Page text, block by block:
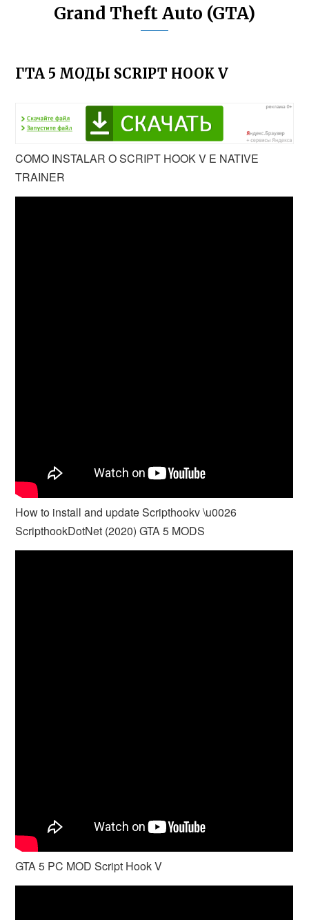
Grand Theft Auto (GTA)
ГТА 5 МОДЫ SCRIPT HOOK V
COMO INSTALAR O SCRIPT HOOK V E NATIVE
TRAINER
How to install and update Scripthookv \u0026
ScripthookDotNet (2020) GTA 5 MODS
GTA 5 PC MOD Script Hook V